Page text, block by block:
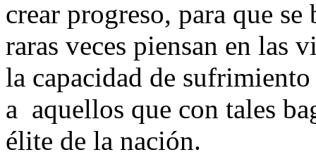
crear progreso, para que
raras veces piensan en las
la capacidad de
a aquellos que con tales
élite de la nación.